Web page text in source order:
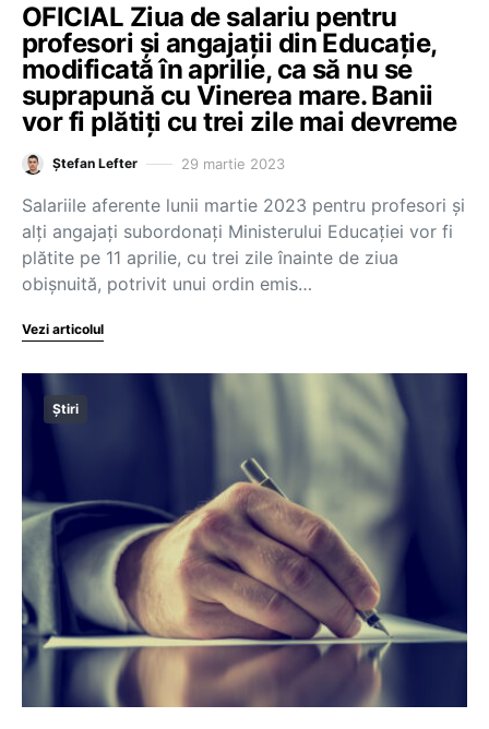
OFICIAL Ziua de salariu pentru
profesori și angajații din Educație,
modificată în aprilie, ca să nu se
suprapună cu Vinerea mare. Banii
vor fi plătiți cu trei zile mai devreme
Ștefan Lefter 29 martie 2023
Salariile aferente lunii martie 2023 pentru profesori și
alți angajați subordonați Ministerului Educației vor fi
plătite pe 11 aprilie, cu trei zile înainte de ziua
obișnuită, potrivit unui ordin emis…
Vezi articolul
Știri